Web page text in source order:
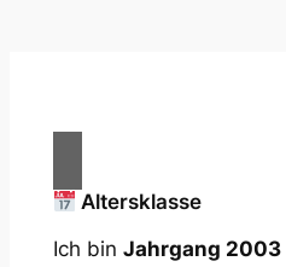
Altersklasse
Ich bin Jahrgang 2003